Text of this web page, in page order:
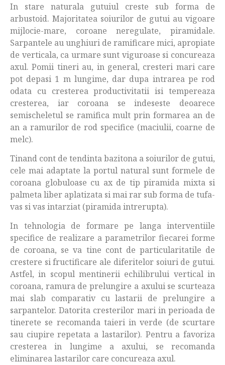
In stare naturala gutuiul creste sub forma de
arbustoid. Majoritatea soiurilor de gutui au vigoare
mijlocie-mare, coroane neregulate, piramidale.
Sarpantele au unghiuri de ramificare mici, apropiate
de verticala, ca urmare sunt viguroase si concureaza
axul. Pomii tineri au, in general, cresteri mari care
pot depasi 1 m lungime, dar dupa intrarea pe rod
odata cu cresterea productivitatii isi tempereaza
cresterea, iar coroana se indeseste deoarece
semischeletul se ramifica mult prin formarea an de
an a ramurilor de rod specifice (maciulii, coarne de
melc).
Tinand cont de tendinta bazitona a soiurilor de gutui,
cele mai adaptate la portul natural sunt formele de
coroana globuloase cu ax de tip piramida mixta si
palmeta liber aplatizata si mai rar sub forma de tufa-
vas si vas intarziat (piramida intrerupta).
In tehnologia de formare pe langa interventiile
specifice de realizare a parametrilor fiecarei forme
de coroana, se va tine cont de particularitatile de
crestere si fructificare ale diferitelor soiuri de gutui.
Astfel, in scopul mentinerii echilibrului vertical in
coroana, ramura de prelungire a axului se scurteaza
mai slab comparativ cu lastarii de prelungire a
sarpantelor. Datorita cresterilor mari in perioada de
tinerete se recomanda taieri in verde (de scurtare
sau ciupire repetata a lastarilor). Pentru a favoriza
cresterea in lungime a axului, se recomanda
eliminarea lastarilor care concureaza axul.